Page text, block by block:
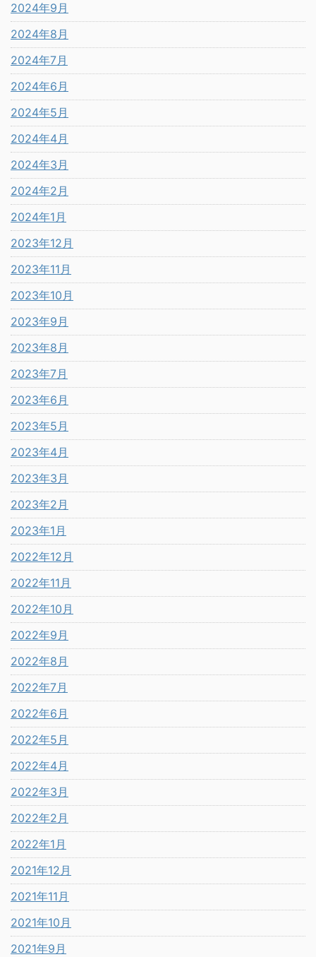
2024年9月
2024年8月
2024年7月
2024年6月
2024年5月
2024年4月
2024年3月
2024年2月
2024年1月
2023年12月
2023年11月
2023年10月
2023年9月
2023年8月
2023年7月
2023年6月
2023年5月
2023年4月
2023年3月
2023年2月
2023年1月
2022年12月
2022年11月
2022年10月
2022年9月
2022年8月
2022年7月
2022年6月
2022年5月
2022年4月
2022年3月
2022年2月
2022年1月
2021年12月
2021年11月
2021年10月
2021年9月